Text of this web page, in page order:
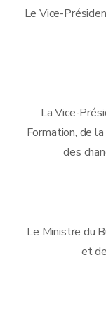
Le Vice-
La Vice-
Formation, de
des
Le Ministre du
et